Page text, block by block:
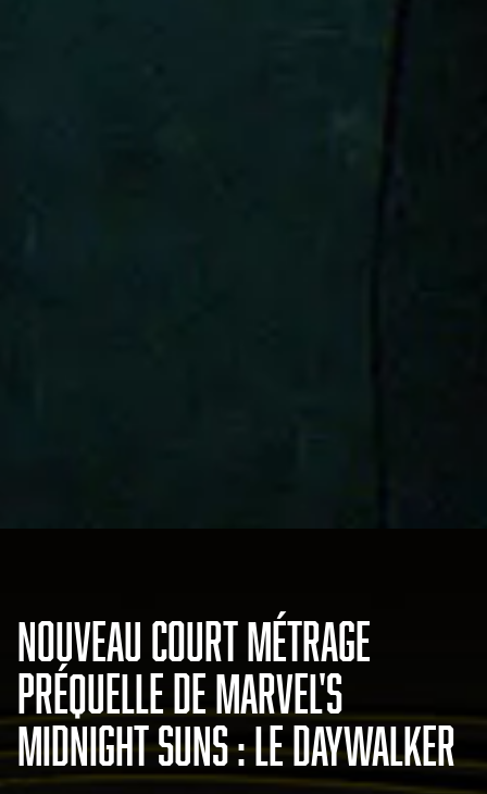
NOUVEAU COURT MÉTRAGE
PRÉQUELLE DE MARVEL'S
MIDNIGHT SUNS : LE DAYWALKER